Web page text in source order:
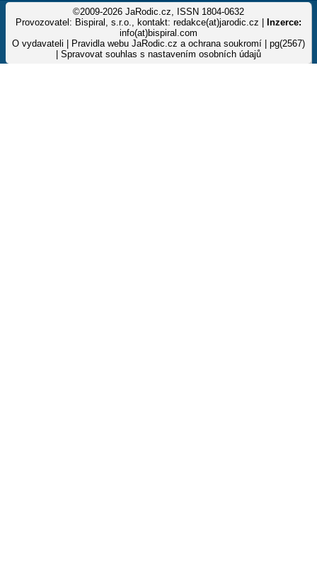
©2009-2026 JaRodic.cz, ISSN 1804-0632
Provozovatel: Bispiral, s.r.o., kontakt: redakce(at)jarodic.cz |
Inzerce:
info(at)bispiral.com
O vydavateli
Pravidla webu JaRodic.cz a ochrana soukromí | pg(2567)
Spravovat souhlas s nastavením osobních údajů